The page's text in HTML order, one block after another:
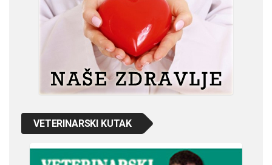
VETERINARSKI KUTAK